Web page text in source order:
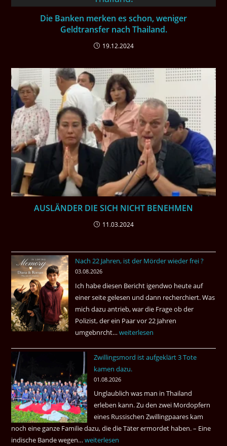
Die Banken merken es schon, weniger
Geldtransfer nach Thailand.
19.12.2024
AUSLÄNDER DIE SICH NICHT BENEHMEN
11.03.2024
Nach 22 Jahren, ist der Mörder wieder frei ?
03.08.2026
Ich habe diesen Bericht igendwo heute auf
einer seite gelesen und dann recherchiert. Was
mich dazu antrieb, war die Frage ob der
Polizist, der ein Paar vor 22 Jahren
umgebnrcht…Nach
Jahren,
ist
der
Mörder
wieder
frei
?
weiterlesen
Zwillingsmord ist aufgeklärt 3 Tote
kamen dazu.
01.08.2026
Unglaublich was man in Thailand
erleben kann. Zu den zwei Mordopfern
eines Russischen Zwillingpaares kam
noch eine ganze Familie dazu, die die Täter ermordet haben. – Eine
indische Bande wegen…Zwillingsmord
weiterlesen